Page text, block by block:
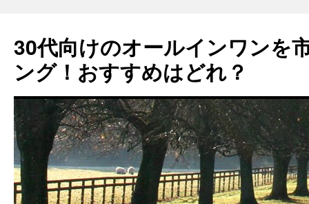
テ
ン
ツ
へ
ッ
プ
30代向けのオールインワンを
ング！おすすめはどれ？